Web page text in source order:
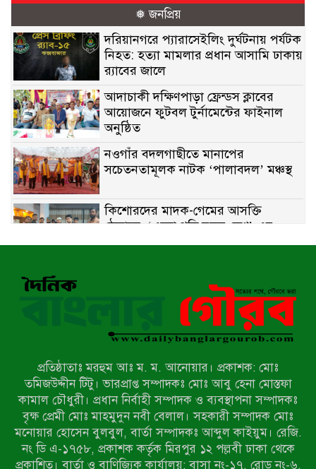
❅ জনপ্রিয়
দরিয়ানগরে প্যারাসেইলিং দুর্ঘটনায় পর্যটক
নিহত: হত্যা মামলার প্রধান আসামি ঢাকায়
র‌্যাবের জালে
আদাচাকী দক্ষিণপাড়া ফ্রেন্ডস ক্লাবের
আয়োজনে ফুটবল টুর্নামেন্টের ফাইনাল
অনুষ্ঠিত
নওগাঁর বদলগাছীতে মানাপের
সচেতনতামূলক নাটক ‘পালাবদল’ মঞ্চস্থ
কিশোরদের মাদক-গেমের আসক্তি
ঠেকাতে, ‘এসো গড়ি নতুন দেশ’-এর
ফুটবল বিতরণ
নন্দীগ্রামে সরকারি খাস জমির রাস্তা দখল,
চলাচলে চরম দুর্ভোগ; ইউএনওর হস্তক্ষেপ
নাটোরের পাটুলে পানিতে ডুবে নন্দীগ্রামের
স্কুলছাত্রের মর্মান্তিক মৃত্যু
সেনাবাহিনীর চাকরি হারিয়ে ভুয়া ডিবি
পুলিশ পরিচয়ে চাঁদাবাজি, গণপিটুনির পর
প্রতিষ্ঠাতাঃ মরহুম আঃ ম. ম. আনোয়ার। প্রকাশক: মোঃ
তমিজউদ্দীন টিটু। ভারপ্রাপ্ত সম্পাদকঃ মোঃ আবু হেনা মোস্তফা
কামাল চৌধুরী। প্রধান নির্বাহী সম্পাদক ও ব্যবস্থাপনা সম্পাদকঃ
বৃক্ষ প্রেমী মোঃ মাহমুদুন নবী বেলাল। সহকারী সম্পাদক মোঃ
মনোয়ার হোসেন বুলবুল, বার্তা সম্পাদকঃ আব্দুল কাইয়ুম। রেজি.
নং ডি এ-১৭৫৮, প্রকাশক কর্তৃক মিরপুর ১২ পল্লবী ঢাকা থেকে
প্রকাশিত। বার্তা ও বাণিজ্যিক কার্যালয়: বাসা নং-১৭, রোড নং-৬,